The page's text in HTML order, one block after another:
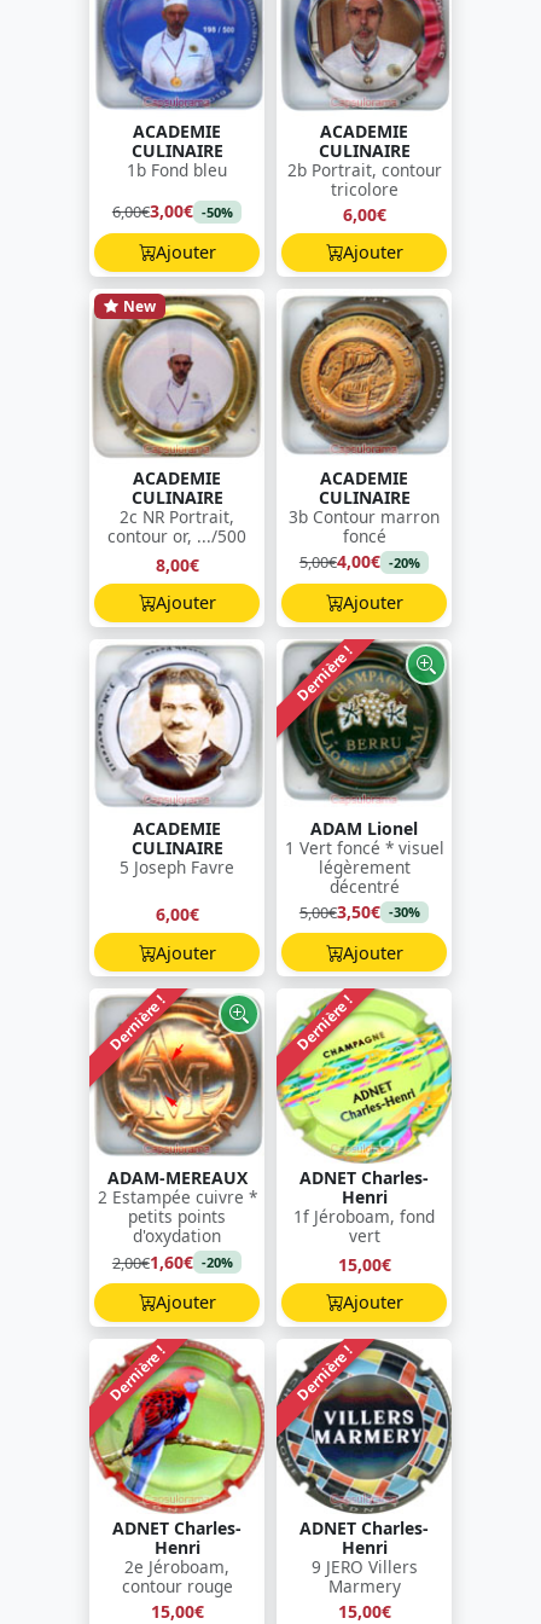
ACADEMIE
CULINAIRE
1b Fond bleu
6,00€3,00€ -50%
Ajouter
ACADEMIE
CULINAIRE
2b Portrait, contour
tricolore
6,00€
Ajouter
New
ACADEMIE
CULINAIRE
2c NR Portrait,
contour or, .../500
8,00€
Ajouter
ACADEMIE
CULINAIRE
3b Contour marron
foncé
5,00€4,00€ -20%
Ajouter
ACADEMIE
CULINAIRE
5 Joseph Favre
6,00€
Ajouter
Dernière !
ADAM Lionel
1 Vert foncé * visuel
légèrement
décentré
5,00€3,50€ -30%
Ajouter
Dernière !
ADAM-MEREAUX
2 Estampée cuivre *
petits points
d'oxydation
2,00€1,60€ -20%
Ajouter
Dernière !
ADNET Charles-
Henri
1f Jéroboam, fond
vert
15,00€
Ajouter
Dernière !
ADNET Charles-
Henri
2e Jéroboam,
contour rouge
15,00€
Dernière !
ADNET Charles-
Henri
9 JERO Villers
Marmery
15,00€